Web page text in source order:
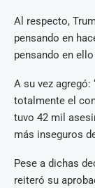
Al respecto,
pensando en
pensando en
A su vez agregó:
totalmente el
tuvo 42 mil
más inseguros
Pese a dichas
reiteró su